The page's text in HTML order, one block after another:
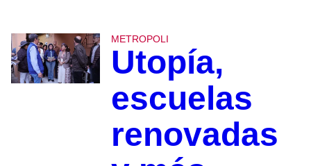
METROPOLI
Utopía,
escuelas
renovadas